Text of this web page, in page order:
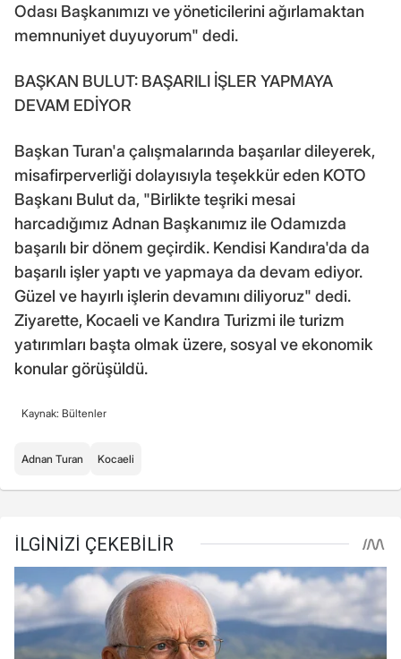
Odası Başkanımızı ve yöneticilerini ağırlamaktan
memnuniyet duyuyorum" dedi.
BAŞKAN BULUT: BAŞARILI İŞLER YAPMAYA
DEVAM EDİYOR
Başkan Turan'a çalışmalarında başarılar dileyerek,
misafirperverliği dolayısıyla teşekkür eden KOTO
Başkanı Bulut da, "Birlikte teşriki mesai
harcadığımız Adnan Başkanımız ile Odamızda
başarılı bir dönem geçirdik. Kendisi Kandıra'da da
başarılı işler yaptı ve yapmaya da devam ediyor.
Güzel ve hayırlı işlerin devamını diliyoruz" dedi.
Ziyarette, Kocaeli ve Kandıra Turizmi ile turizm
yatırımları başta olmak üzere, sosyal ve ekonomik
konular görüşüldü.
Kaynak: Bültenler
Adnan Turan Kocaeli